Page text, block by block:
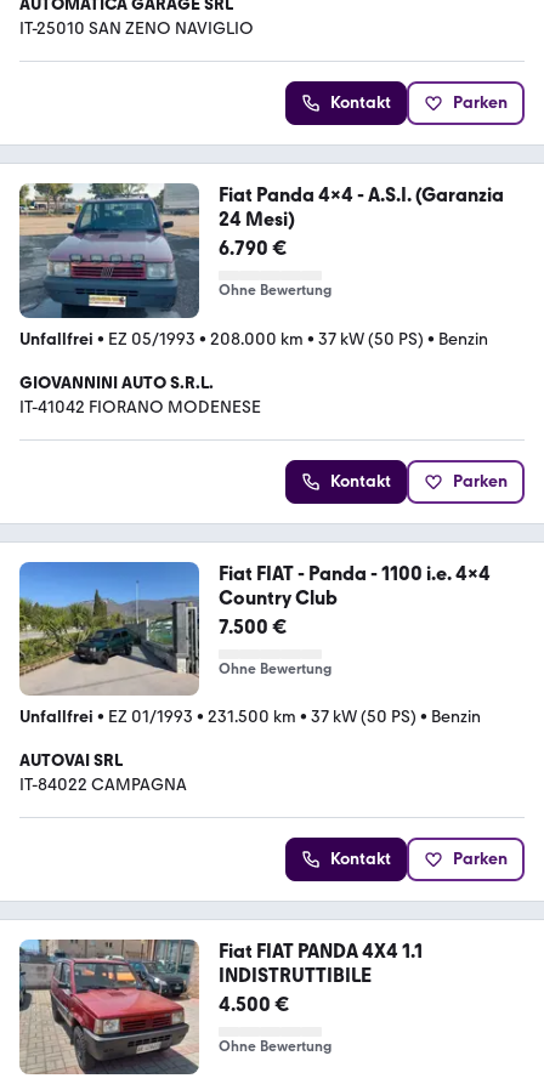
IT-25010 SAN ZENO NAVIGLIO
Kontakt Parken
Fiat Panda 4x4 - A.S.I. (Garanzia
24 Mesi)
6.790 €
Ohne Bewertung
Unfallfrei • EZ 05/1993 • 208.000 km • 37 kW (50 PS) • Benzin
GIOVANNINI AUTO S.R.L.
IT-41042 FIORANO MODENESE
Kontakt Parken
Fiat FIAT - Panda - 1100 i.e. 4x4
Country Club
7.500 €
Ohne Bewertung
Unfallfrei • EZ 01/1993 • 231.500 km • 37 kW (50 PS) • Benzin
AUTOVAI SRL
IT-84022 CAMPAGNA
Kontakt Parken
Fiat FIAT PANDA 4X4 1.1
INDISTRUTTIBILE
4.500 €
Ohne Bewertung